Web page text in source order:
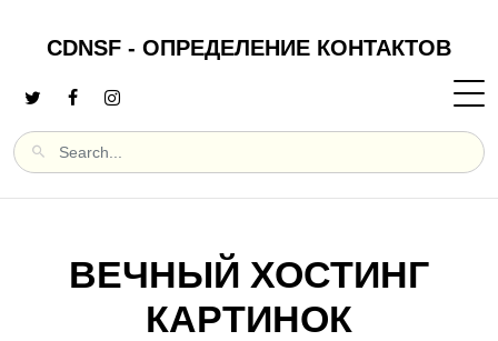
CDNSF - ОПРЕДЕЛЕНИЕ КОНТАКТОВ
ВЕЧНЫЙ ХОСТИНГ
КАРТИНОК